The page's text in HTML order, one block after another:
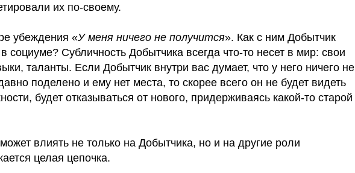
их по-своему.
убеждения «У меня ничего не получится». Как с ним Добытчик
социуме? Субличность Добытчика всегда что-то несет в мир: свои
таланты. Если Добытчик внутри вас думает, что у него ничего не
поделено и ему нет места, то скорее всего он не будет видеть
будет отказываться от нового, придерживаясь какой-то старой
влиять не только на Добытчика, но и на другие роли
целая цепочка.